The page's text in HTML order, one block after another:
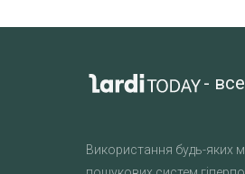
-
Використання будь-яких